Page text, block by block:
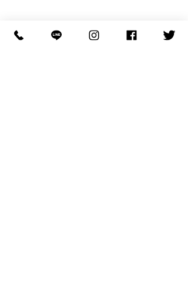
完全に本体から外れており着用は不可